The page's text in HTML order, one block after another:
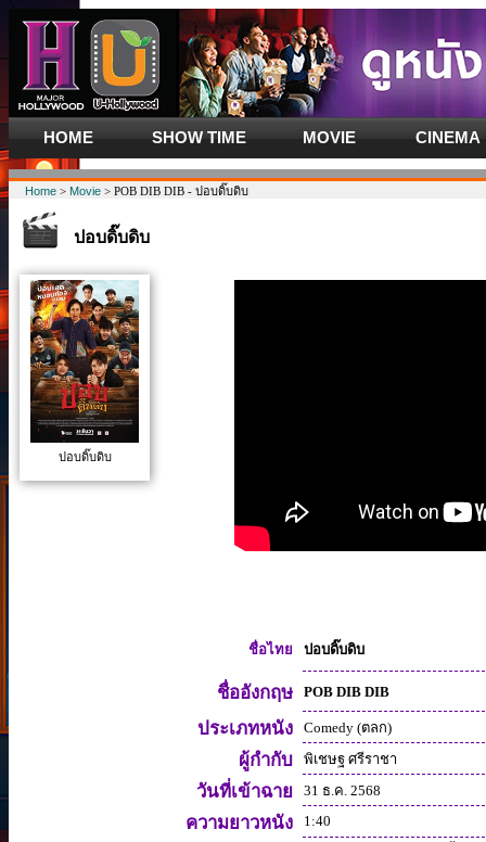
HOME SHOW TIME MOVIE CINEMA
Home > Movie > POB DIB DIB - ปอบดิ๊บดิบ
ปอบดิ๊บดิบ
ปอบดิ๊บดิบ
ชื่อไทย ปอบดิ๊บดิบ
ชื่ออังกฤษ POB DIB DIB
ประเภทหนัง Comedy (ตลก)
ผู้กำกับ พิเชษฐ ศรีราชา
วันที่เข้าฉาย 31 ธ.ค. 2568
ความยาวหนัง 1:40